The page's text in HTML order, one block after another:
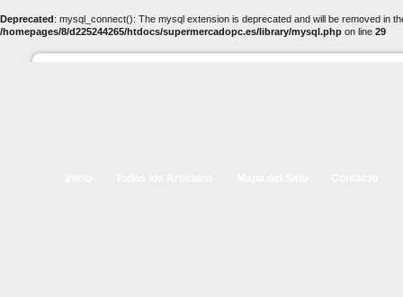
Deprecated: mysql_connect(): The mysql extension is deprecated and will be removed in
/homepages/8/d225244265/htdocs/supermercadopc.es/library/mysql.php on line 29